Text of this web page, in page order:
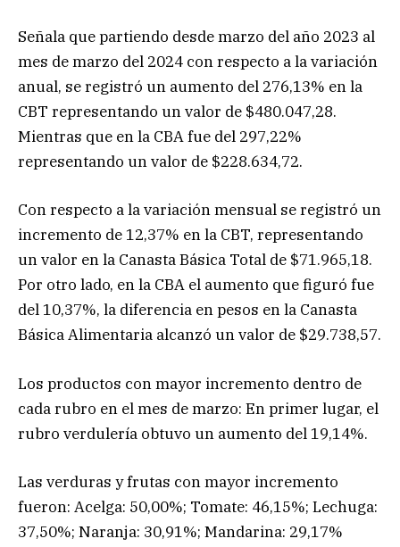
Señala que partiendo desde marzo del año 2023 al
mes de marzo del 2024 con respecto a la variación
anual, se registró un aumento del 276,13% en la
CBT representando un valor de $480.047,28.
Mientras que en la CBA fue del 297,22%
representando un valor de $228.634,72.
Con respecto a la variación mensual se registró un
incremento de 12,37% en la CBT, representando
un valor en la Canasta Básica Total de $71.965,18.
Por otro lado, en la CBA el aumento que figuró fue
del 10,37%, la diferencia en pesos en la Canasta
Básica Alimentaria alcanzó un valor de $29.738,57.
Los productos con mayor incremento dentro de
cada rubro en el mes de marzo: En primer lugar, el
rubro verdulería obtuvo un aumento del 19,14%.
Las verduras y frutas con mayor incremento
fueron: Acelga: 50,00%; Tomate: 46,15%; Lechuga:
37,50%; Naranja: 30,91%; Mandarina: 29,17%